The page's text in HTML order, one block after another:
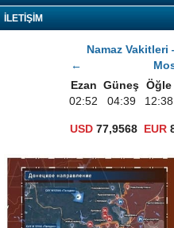
İLETİŞİM
Namaz
←
Ezan Güneş Öğle
02:52
04:39 12:38
USD 77,9568 EUR